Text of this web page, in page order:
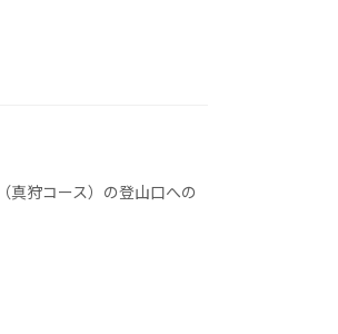
真狩コース）の登山口への